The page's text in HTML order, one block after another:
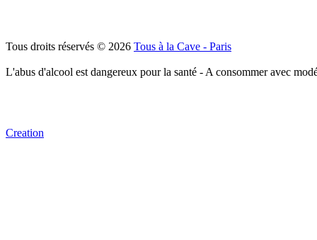
Tous droits réservés © 2026 Tous à la Cave - Paris
L'abus d'alcool est dangereux pour la santé - A consommer avec
Creation